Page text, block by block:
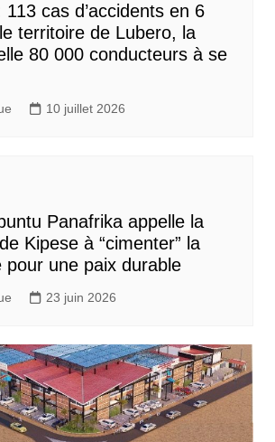
cas d’accidents en 6
territoire de Lubero, la
80 000 conducteurs à se
10 juillet 2026
Panafrika appelle la
Kipese à “cimenter” la
pour une paix durable
23 juin 2026